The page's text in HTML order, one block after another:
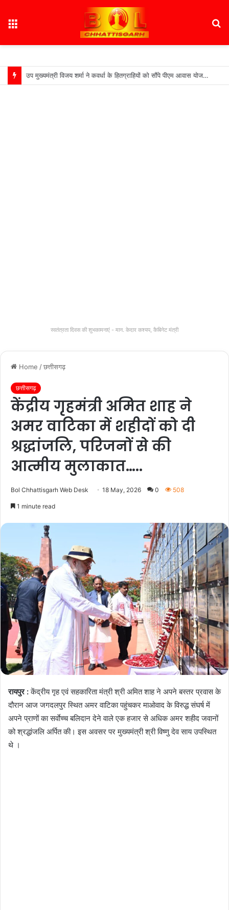
उप मुख्यमंत्री विजय शर्मा ने कवर्धा के हितग्राहियों को सौंपे पीएम आवास योजना शहरी 2.0 के स्वीकृति पत्र…..
स्वतंत्रता दिवस की शुभकामनाएं - मान. केदार कश्यप, कैबिनेट मंत्री
Home /छत्तीसगढ़
छत्तीसगढ़
केंद्रीय गृहमंत्री अमित शाह ने
अमर वाटिका में शहीदों को दी
श्रद्धांजलि, परिजनों से की
आत्मीय मुलाकात…..
Bol Chhattisgarh Web Desk 18 May, 2026 0 508
1 minute read
रायपुर :केंद्रीय गृह एवं सहकारिता मंत्री श्री अमित शाह ने अपने बस्तर प्रवास के
दौरान आज जगदलपुर स्थित अमर वाटिका पहुंचकर माओवाद के विरुद्ध संघर्ष में
अपने प्राणों का सर्वाेच्च बलिदान देने वाले एक हजार से अधिक अमर शहीद जवानों
को श्रद्धांजलि अर्पित की। इस अवसर पर मुख्यमंत्री श्री विष्णु देव साय उपस्थित
थे ।